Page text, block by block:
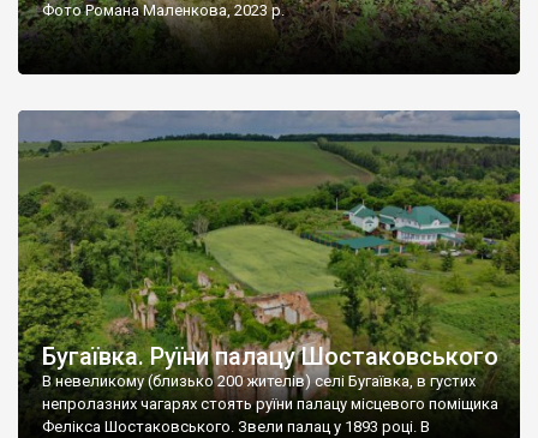
Фото Романа Маленкова, 2023 р.
Бугаївка. Руїни палацу Шостаковського
В невеликому (близько 200 жителів) селі Бугаївка, в густих
непролазних чагарях стоять руїни палацу місцевого поміщика
Фелікса Шостаковського. Звели палац у 1893 році. В